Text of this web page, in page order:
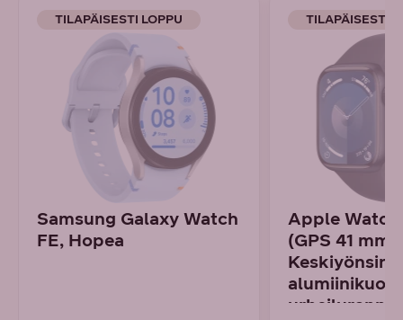
TILAPÄISESTI LOPPU
Samsung Galaxy Watch
FE, Hopea
TILAPÄISESTI
Apple Watch
(GPS 41 mm),
alumiinikuori